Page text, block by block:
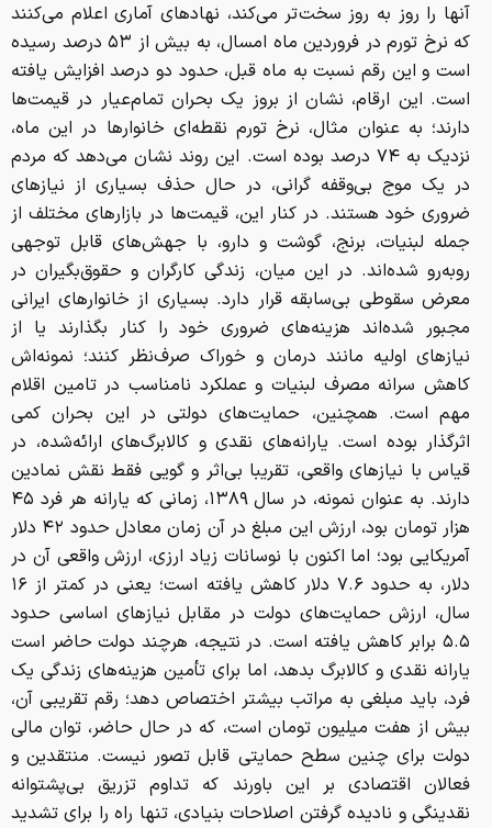
آنها را روز به روز سخت‌تر می‌کند، نهادهای آماری اعلام می‌کنند
که نرخ تورم در فروردین ماه امسال، به بیش از ۵۳ درصد رسیده
است و این رقم نسبت به ماه قبل، حدود دو درصد افزایش یافته
است. این ارقام، نشان از بروز یک بحران تمام‌عیار در قیمت‌ها
دارند؛ به عنوان مثال، نرخ تورم نقطه‌ای خانوارها در این ماه،
نزدیک به ۷۴ درصد بوده است. این روند نشان می‌دهد که مردم
در یک موج بی‌وقفه گرانی، در حال حذف بسیاری از نیازهای
ضروری خود هستند. در کنار این، قیمت‌ها در بازارهای مختلف از
جمله لبنیات، برنج، گوشت و دارو، با جهش‌های قابل توجهی
روبه‌رو شده‌اند. در این میان، زندگی کارگران و حقوق‌بگیران در
معرض سقوطی بی‌سابقه قرار دارد. بسیاری از خانوارهای ایرانی
مجبور شده‌اند هزینه‌های ضروری خود را کنار بگذارند یا از
نیازهای اولیه مانند درمان و خوراک صرف‌نظر کنند؛ نمونه‌اش
کاهش سرانه مصرف لبنیات و عملکرد نامناسب در تامین اقلام
مهم است. همچنین، حمایت‌های دولتی در این بحران کمی
اثرگذار بوده است. یارانه‌های نقدی و کالابرگ‌های ارائه‌شده، در
قیاس با نیازهای واقعی، تقریبا بی‌اثر و گویی فقط نقش نمادین
دارند. به عنوان نمونه، در سال ۱۳۸۹، زمانی که یارانه هر فرد ۴۵
هزار تومان بود، ارزش این مبلغ در آن زمان معادل حدود ۴۲ دلار
آمریکایی بود؛ اما اکنون با نوسانات زیاد ارزی، ارزش واقعی آن در
دلار، به حدود ۷.۶ دلار کاهش یافته است؛ یعنی در کمتر از ۱۶
سال، ارزش حمایت‌های دولت در مقابل نیازهای اساسی حدود
۵.۵ برابر کاهش یافته است. در نتیجه، هرچند دولت حاضر است
یارانه‌ نقدی و کالابرگ بدهد، اما برای تأمین هزینه‌های زندگی یک
فرد، باید مبلغی به مراتب بیشتر اختصاص دهد؛‌ رقم تقریبی آن،
بیش از هفت میلیون تومان است، که در حال حاضر، توان مالی
دولت برای چنین سطح حمایتی قابل تصور نیست. منتقدین و
فعالان اقتصادی بر این باورند که تداوم تزریق بی‌پشتوانه
نقدینگی و نادیده گرفتن اصلاحات بنیادی، تنها راه را برای تشدید